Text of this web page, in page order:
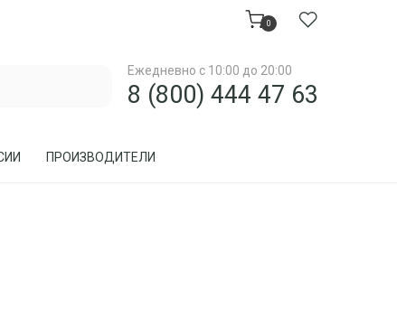
0
Ежедневно с 10:00 до 20:00
8 (800) 444 47 63
ПРОИЗВОДИТЕЛИ